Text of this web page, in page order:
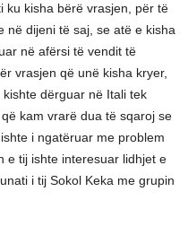
ku kisha bërë vrasjen, për të
në dijeni të saj, se atë e kisha
në afërsi të vendit të
vrasjen që unë kisha kryer,
dërguar në Itali tek
kam vrarë dua të sqaroj se
i ngatëruar me problem
e tij ishte interesuar lidhjet e
i tij Sokol Keka me grupin